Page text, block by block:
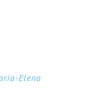
Elena